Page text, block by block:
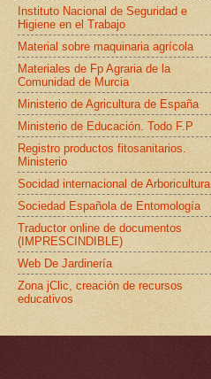
Instituto Nacional de Seguridad e
Higiene en el Trabajo
Material sobre maquinaria agrícola
Materiales de Fp Agraria de la
Comunidad de Murcia
Ministerio de Agricultura de España
Ministerio de Educación. Todo F.P
Registro productos fitosanitarios.
Ministerio
Socidad internacional de Arboricultura
Sociedad Española de Entomología
Traductor online de documentos
(IMPRESCINDIBLE)
Web De Jardinería
Zona jClic, creación de recursos
educativos